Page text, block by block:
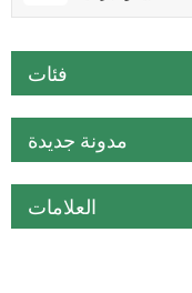
فئات
مدونة جديدة
العلامات